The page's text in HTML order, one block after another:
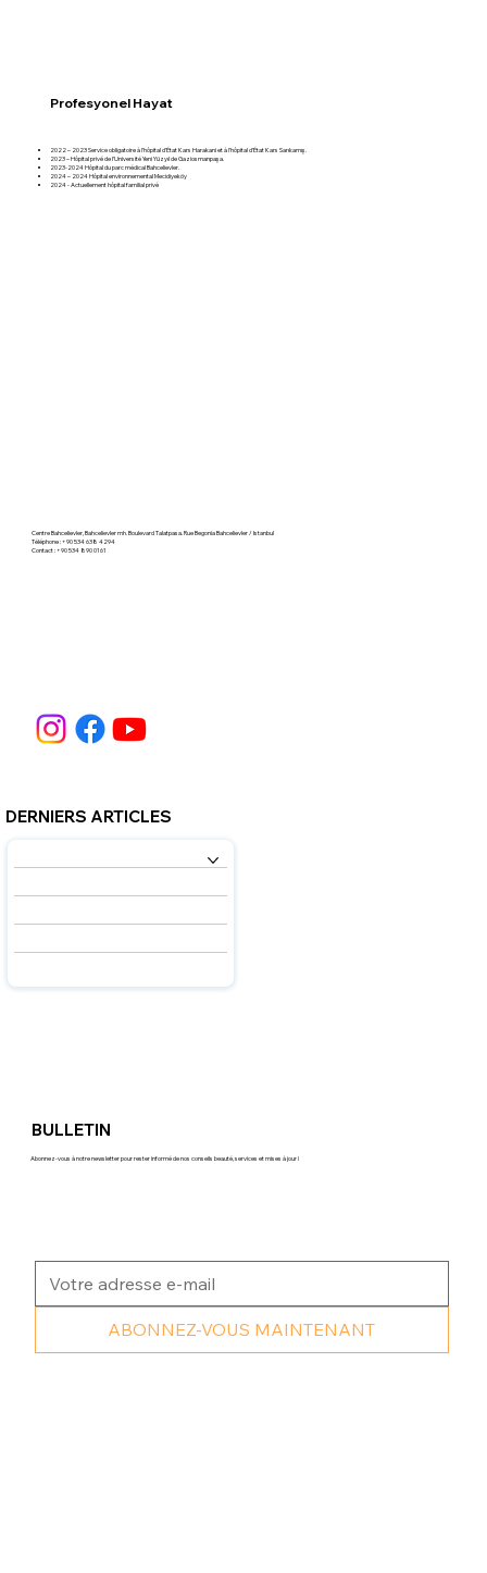
Profesyonel Hayat
2022 – 2023 Service obligatoire à l’hôpital d’État Kars Harakani et à l’hôpital d’État Kars Sarıkamış.
2023 – Hôpital privé de l’Université Yeni Yüzyıl de Gaziosmanpaşa.
2023-2024 Hôpital du parc médical Bahcelievler.
2024 – 2024 Hôpital environnemental Mecidiyeköy
2024 - Actuellement hôpital familial privé
Centre Bahcelievler, Bahcelievler mh. Boulevard Talatpasa. Rue Begonia Bahcelievler / Istanbul
Téléphone : +90 534 638 4294
Contact : +90 534 890 0161
BULLETIN
Abonnez-vous à notre newsletter pour rester informé de nos conseils beauté, services et mises à jour !
ABONNEZ-VOUS MAINTENANT
DERNIERS ARTICLES